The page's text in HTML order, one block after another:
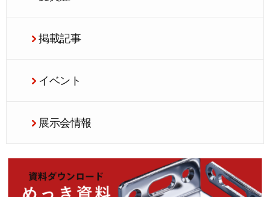
掲載記事
イベント
展示会情報